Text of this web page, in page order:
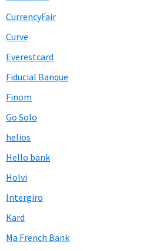
CurrencyFair
Curve
Everestcard
Fiducial Banque
Finom
Go Solo
helios
Hello bank
Holvi
Intergiro
Kard
Ma French Bank